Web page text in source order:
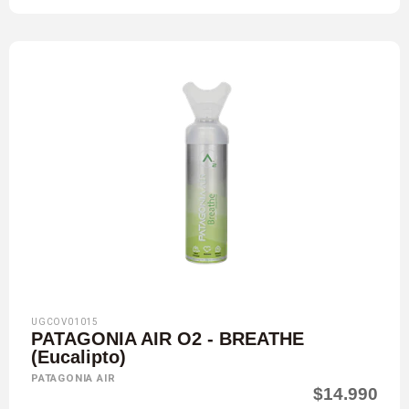
UGCOV01015
PATAGONIA AIR O2 - BREATHE
(Eucalipto)
PATAGONIA AIR
$14.990